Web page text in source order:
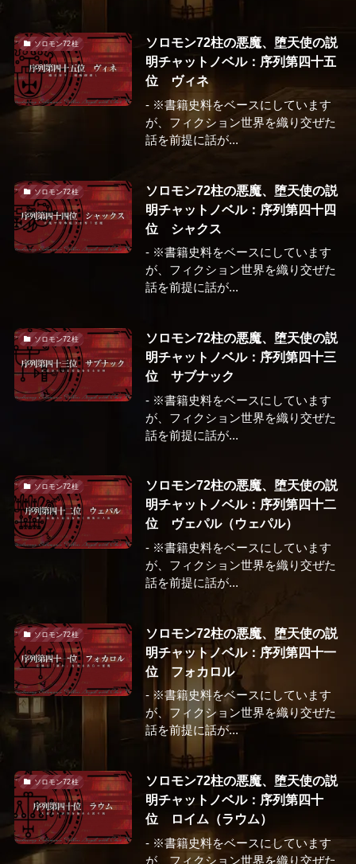
ソロモン72柱
ソロモン72柱の悪魔、堕天使の説
明チャットノベル：序列第四十五
位 ヴィネ
- ※書籍史料をベースにしています
が、フィクション世界を織り交ぜた
話を前提に話が...
ソロモン72柱
ソロモン72柱の悪魔、堕天使の説
明チャットノベル：序列第四十四
位 シャクス
- ※書籍史料をベースにしています
が、フィクション世界を織り交ぜた
話を前提に話が...
ソロモン72柱
ソロモン72柱の悪魔、堕天使の説
明チャットノベル：序列第四十三
位 サブナック
- ※書籍史料をベースにしています
が、フィクション世界を織り交ぜた
話を前提に話が...
ソロモン72柱
ソロモン72柱の悪魔、堕天使の説
明チャットノベル：序列第四十二
位 ヴェパル（ウェパル）
- ※書籍史料をベースにしています
が、フィクション世界を織り交ぜた
話を前提に話が...
ソロモン72柱
ソロモン72柱の悪魔、堕天使の説
明チャットノベル：序列第四十一
位 フォカロル
- ※書籍史料をベースにしています
が、フィクション世界を織り交ぜた
話を前提に話が...
ソロモン72柱
ソロモン72柱の悪魔、堕天使の説
明チャットノベル：序列第四十
位 ロイム（ラウム）
- ※書籍史料をベースにしています
が、フィクション世界を織り交ぜた